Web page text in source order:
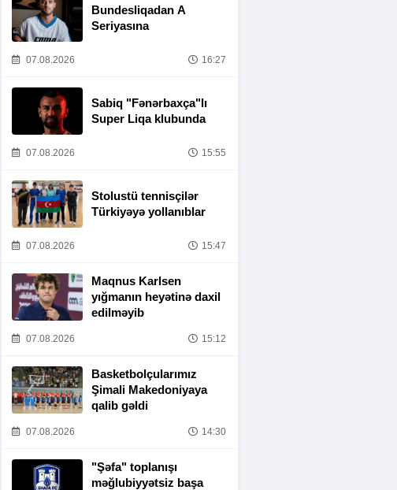
Bundesliqadan A
Seriyasına
07.08.2026 16:27
Sabiq "Fənərbaxça"lı
Super Liqa klubunda
07.08.2026 15:55
Stolustü tennisçilər
Türkiyəyə yollanıblar
07.08.2026 15:47
Maqnus Karlsen
yığmanın heyətinə daxil
edilməyib
07.08.2026 15:12
Basketbolçularımız
Şimali Makedoniyaya
qalib gəldi
07.08.2026 14:30
"Şəfa" toplanışı
məğlubiyyətsiz başa